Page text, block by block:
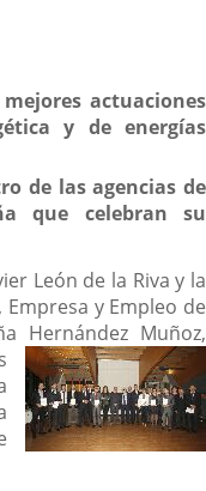
actuaciones
y de energías
de las agencias de
que celebran su
León de la Riva y la
y Empleo de
Hernández Muñoz,